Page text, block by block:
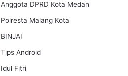
Anggota DPRD Kota Medan
Polresta Malang Kota
BINJAI
Tips Android
Idul Fitri